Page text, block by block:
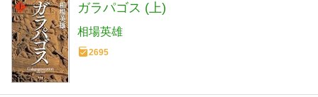
ガラパゴス (上)
相場英雄
2695